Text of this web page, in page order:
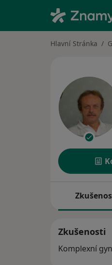
Hlavní Stránka
Zkušenosti
Komplexní